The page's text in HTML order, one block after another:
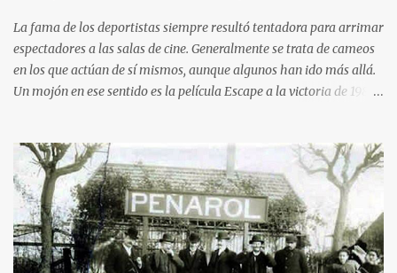
La fama de los deportistas siempre resultó tentadora para arrimar
espectadores a las salas de cine. Generalmente se trata de cameos
en los que actúan de sí mismos, aunque algunos han ido más allá.
Un mojón en ese sentido es la película Escape a la victoria de 1982
una recreación muy libre del llamado partido de la muerte jugado
en Kiev, Ucrania, el 9 de agosto de 1942, bajo la ocupación nazi.
Stallone atajando un penal sobre la hora. Hoy nos enfocaremos en
tres historias de deportistas que fueron más allá, incluso alguno
llegando a construir una carrera como actor y obteniendo elogios
de la crítica. Kareem Abdul-Jabbar Uno d e los máximos